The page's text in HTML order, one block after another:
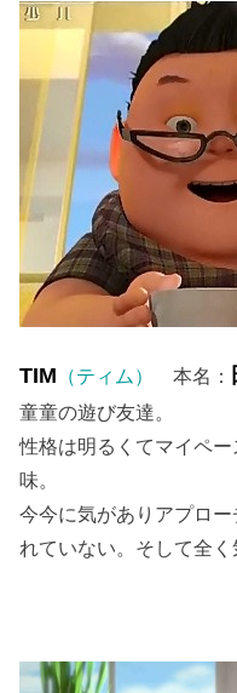
TIM （ティム） 本名：
童童の遊び友達。
性格は明るくてマイペ
味。
今今に気がありアプロ
れていない。そして全く